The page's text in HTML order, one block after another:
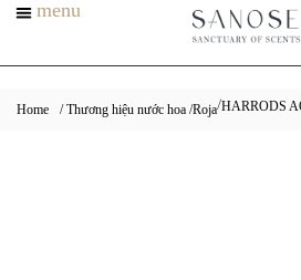
menu
Home / Thương hiệu nước hoa /Roja/HARRODS